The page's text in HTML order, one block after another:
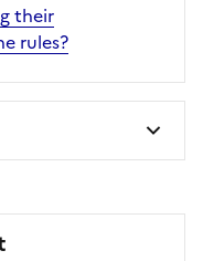
their
rules?